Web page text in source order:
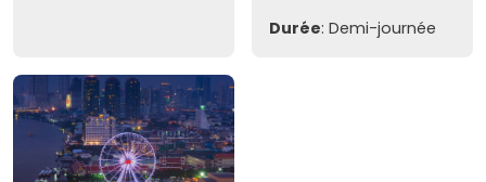
Durée: Demi-journée